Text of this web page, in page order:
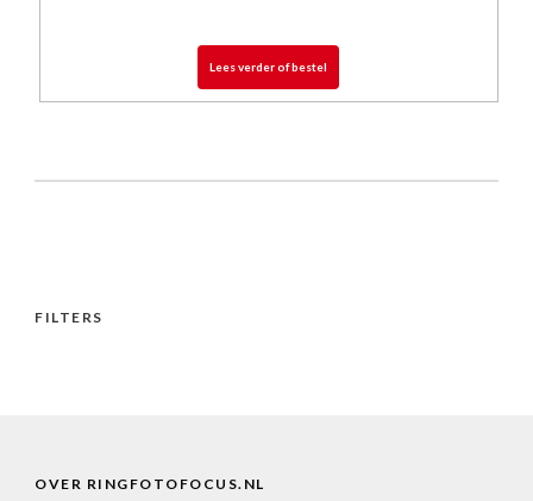
Lees verder of bestel
FILTERS
OVER RINGFOTOFOCUS.NL